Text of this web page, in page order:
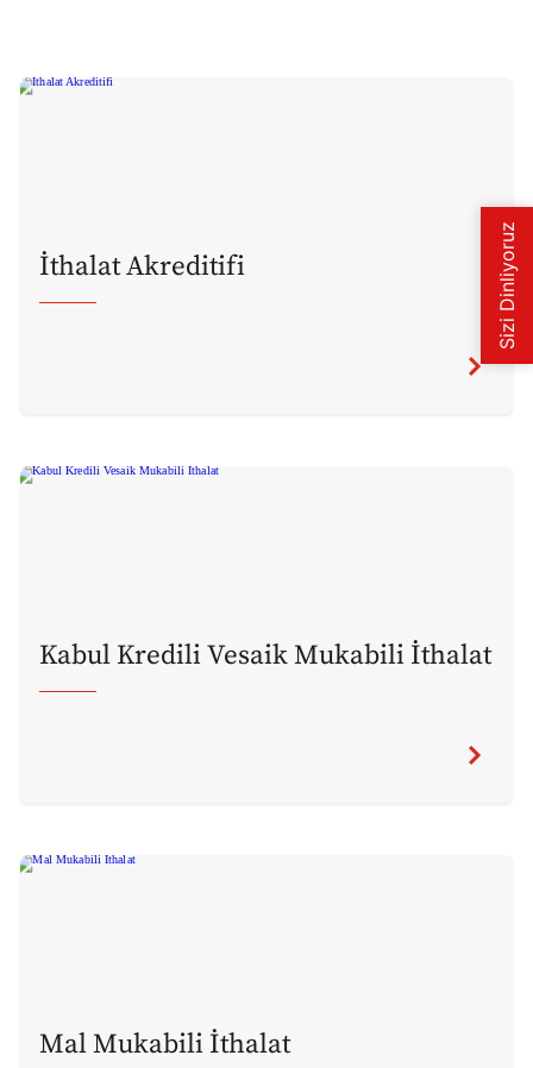
İthalat Akreditifi
Kabul Kredili Vesaik Mukabili İthalat
Mal Mukabili İthalat